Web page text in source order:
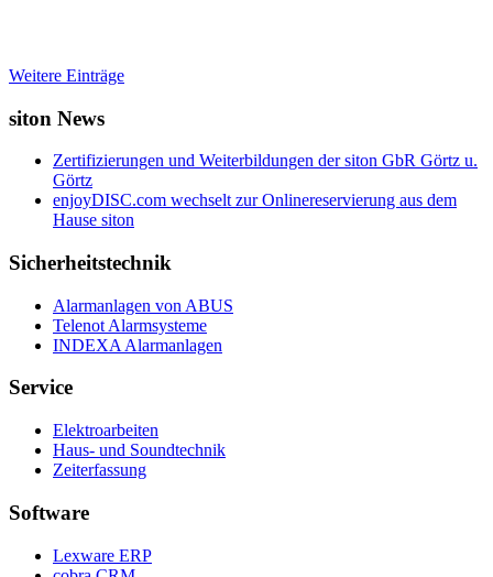
Weitere Einträge
siton News
Zertifizierungen und Weiterbildungen der siton GbR Görtz u.
Görtz
enjoyDISC.com wechselt zur Onlinereservierung aus dem
Hause siton
Sicherheitstechnik
Alarmanlagen von ABUS
Telenot Alarmsysteme
INDEXA Alarmanlagen
Service
Elektroarbeiten
Haus- und Soundtechnik
Zeiterfassung
Software
Lexware ERP